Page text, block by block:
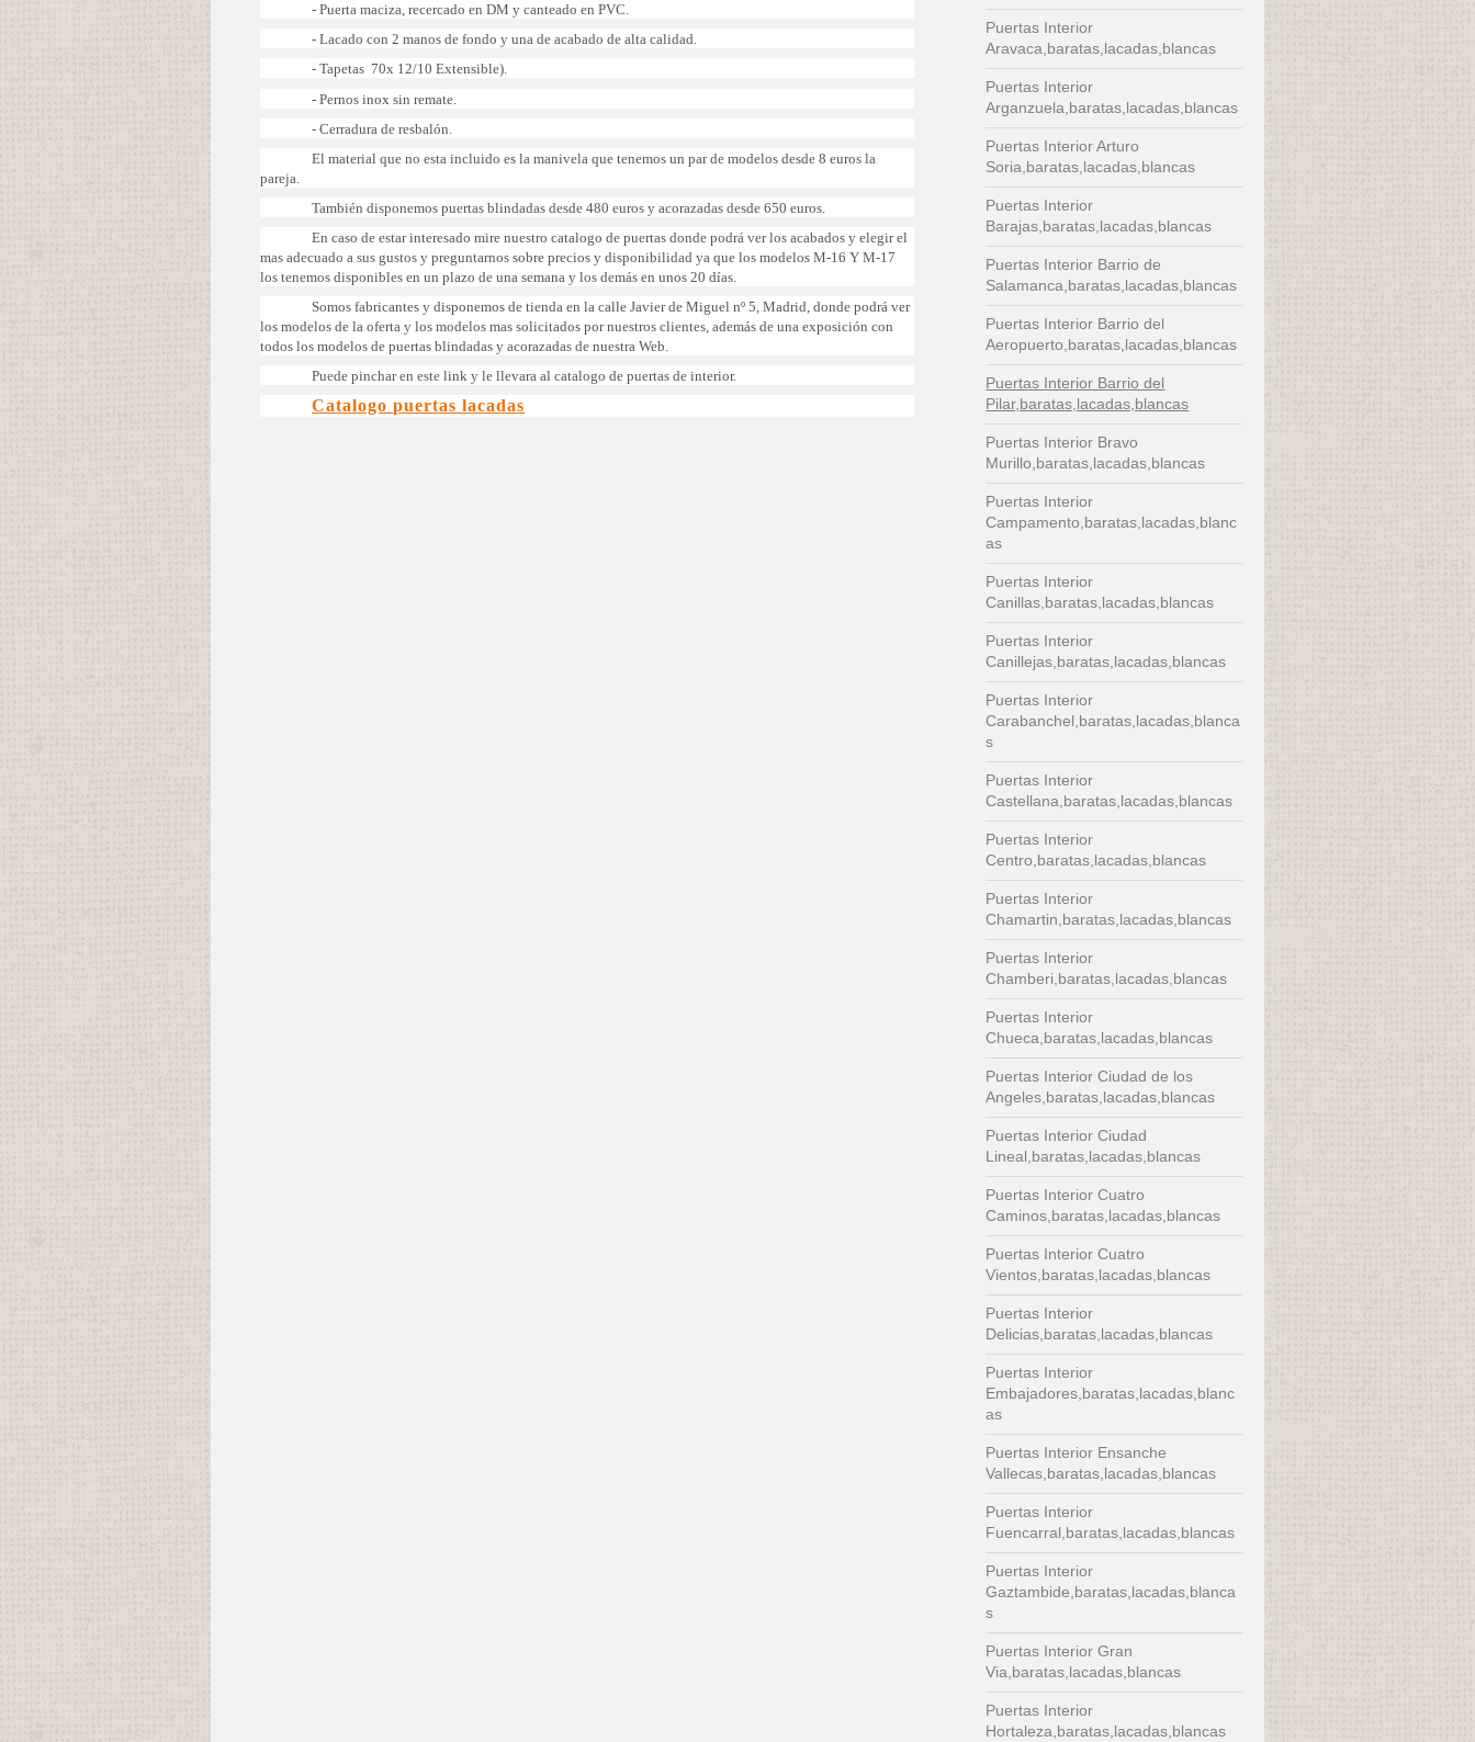
- Puerta maciza, recercado en DM y canteado en PVC.
- Lacado con 2 manos de fondo y una de acabado de alta calidad.
- Tapetas 70x 12/10 Extensible).
- Pernos inox sin remate.
- Cerradura de resbalón.
El material que no esta incluido es la manivela que tenemos un par de modelos desde 8 euros la
pareja.
También disponemos puertas blindadas desde 480 euros y acorazadas desde 650 euros.
En caso de estar interesado mire nuestro catalogo de puertas donde podrá ver los acabados y elegir el
mas adecuado a sus gustos y preguntarnos sobre precios y disponibilidad ya que los modelos M-16 Y M-17
los tenemos disponibles en un plazo de una semana y los demás en unos 20 días.
Somos fabricantes y disponemos de tienda en la calle Javier de Miguel nº 5, Madrid, donde podrá ver
los modelos de la oferta y los modelos mas solicitados por nuestros clientes, además de una exposición con
todos los modelos de puertas blindadas y acorazadas de nuestra Web.
Puede pinchar en este link y le llevara al catalogo de puertas de interior.
Catalogo puertas lacadas
Puertas Interior
Aravaca,baratas,lacadas,blancas
Puertas Interior
Arganzuela,baratas,lacadas,blancas
Puertas Interior Arturo
Soria,baratas,lacadas,blancas
Puertas Interior
Barajas,baratas,lacadas,blancas
Puertas Interior Barrio de
Salamanca,baratas,lacadas,blancas
Puertas Interior Barrio del
Aeropuerto,baratas,lacadas,blancas
Puertas Interior Barrio del
Pilar,baratas,lacadas,blancas
Puertas Interior Bravo
Murillo,baratas,lacadas,blancas
Puertas Interior
Campamento,baratas,lacadas,blanc
as
Puertas Interior
Canillas,baratas,lacadas,blancas
Puertas Interior
Canillejas,baratas,lacadas,blancas
Puertas Interior
Carabanchel,baratas,lacadas,blanca
s
Puertas Interior
Castellana,baratas,lacadas,blancas
Puertas Interior
Centro,baratas,lacadas,blancas
Puertas Interior
Chamartin,baratas,lacadas,blancas
Puertas Interior
Chamberi,baratas,lacadas,blancas
Puertas Interior
Chueca,baratas,lacadas,blancas
Puertas Interior Ciudad de los
Angeles,baratas,lacadas,blancas
Puertas Interior Ciudad
Lineal,baratas,lacadas,blancas
Puertas Interior Cuatro
Caminos,baratas,lacadas,blancas
Puertas Interior Cuatro
Vientos,baratas,lacadas,blancas
Puertas Interior
Delicias,baratas,lacadas,blancas
Puertas Interior
Embajadores,baratas,lacadas,blanc
as
Puertas Interior Ensanche
Vallecas,baratas,lacadas,blancas
Puertas Interior
Fuencarral,baratas,lacadas,blancas
Puertas Interior
Gaztambide,baratas,lacadas,blanca
s
Puertas Interior Gran
Via,baratas,lacadas,blancas
Puertas Interior
Hortaleza,baratas,lacadas,blancas